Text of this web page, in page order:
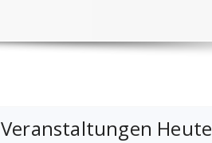
Veranstaltungen Heute